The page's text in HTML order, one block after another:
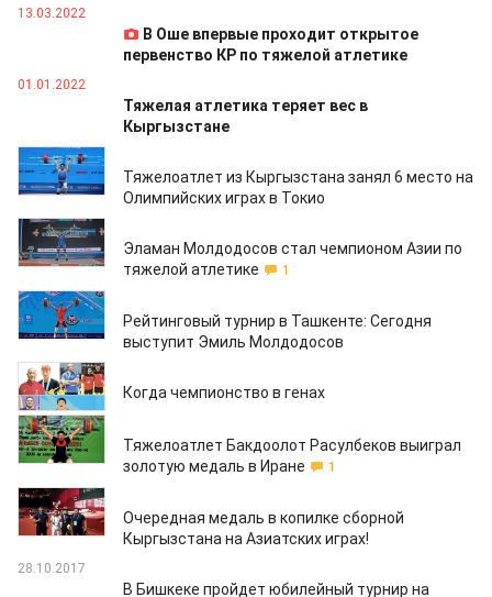
13.03.2022
В Оше впервые проходит открытое
первенство КР по тяжелой атлетике
01.01.2022
Тяжелая атлетика теряет вес в
Кыргызстане
01.08.2021
Тяжелоатлет из Кыргызстана занял 6 место на
Олимпийских играх в Токио
16.02.2020
Эламан Молдодосов стал чемпионом Азии по
тяжелой атлетике
1
11.02.2020
Рейтинговый турнир в Ташкенте: Сегодня
выступит Эмиль Молдодосов
10.02.2020
Когда чемпионство в генах
04.02.2020
Тяжелоатлет Бакдоолот Расулбеков выиграл
золотую медаль в Иране
1
23.08.2018
Очередная медаль в копилке сборной
Кыргызстана на Азиатских играх!
28.10.2017
В Бишкеке пройдет юбилейный турнир на